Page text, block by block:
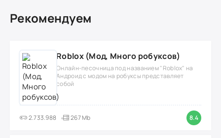
Рекомендуем
Roblox (Мод, Много робуксов)
Онлайн-песочница под названием "Roblox" на
Андроид с модом на робуксы представляет
собой
2.733.988 267 Mb 8.4